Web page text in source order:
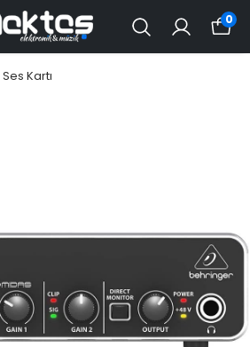
0
Ses Kartı